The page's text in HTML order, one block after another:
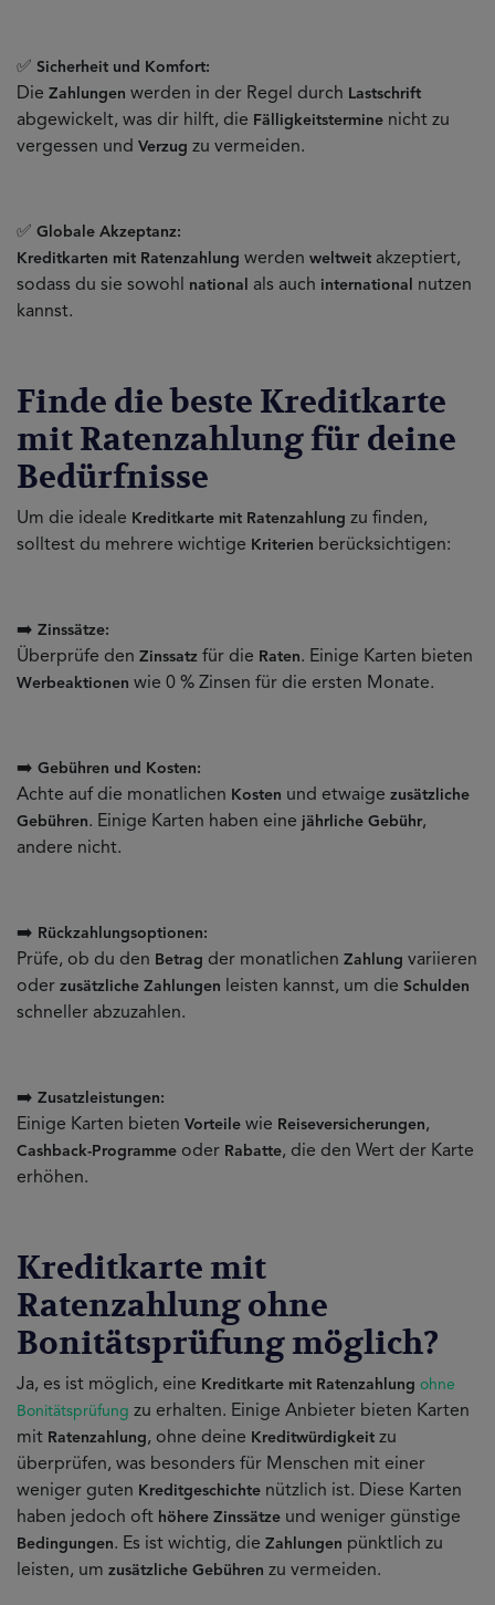
✅ Sicherheit und Komfort:
Die Zahlungen werden in der Regel durch Lastschrift
abgewickelt, was dir hilft, die Fälligkeitstermine nicht zu
vergessen und Verzug zu vermeiden.
✅ Globale Akzeptanz:
Kreditkarten mit Ratenzahlung werden weltweit akzeptiert,
sodass du sie sowohl
national als auch international
nutzen
kannst.
Finde die beste Kreditkarte
mit Ratenzahlung für deine
Bedürfnisse
Um die ideale Kreditkarte mit Ratenzahlung zu finden,
solltest du mehrere wichtige Kriterien berücksichtigen:
➡️ Zinssätze:
Überprüfe den Zinssatz für die Raten. Einige Karten bieten
Werbeaktionen wie 0 % Zinsen für die ersten Monate.
➡️ Gebühren und Kosten:
Achte auf die monatlichen Kosten und etwaige zusätzliche
Gebühren. Einige Karten haben eine jährliche Gebühr,
andere nicht.
➡️ Rückzahlungsoptionen:
Prüfe, ob du den Betrag der monatlichen Zahlung variieren
oder zusätzliche Zahlungen leisten kannst, um die Schulden
schneller abzuzahlen.
➡️ Zusatzleistungen:
Einige Karten bieten Vorteile wie Reiseversicherungen,
Cashback-Programme oder Rabatte, die den Wert der Karte
erhöhen.
Kreditkarte mit
Ratenzahlung ohne
Bonitätsprüfung möglich?
Ja, es ist möglich, eine Kreditkarte mit Ratenzahlung ohne
Bonitätsprüfung zu erhalten. Einige Anbieter bieten Karten
mit Ratenzahlung, ohne deine Kreditwürdigkeit zu
überprüfen, was besonders für Menschen mit einer
weniger guten Kreditgeschichte nützlich ist. Diese Karten
haben jedoch oft höhere Zinssätze und weniger günstige
Bedingungen. Es ist wichtig, die Zahlungen pünktlich zu
leisten, um zusätzliche Gebühren zu vermeiden.